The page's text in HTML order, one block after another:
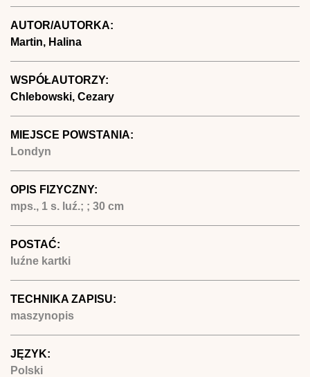
AUTOR/AUTORKA:
Martin, Halina
WSPÓŁAUTORZY:
Chlebowski, Cezary
MIEJSCE POWSTANIA:
Londyn
OPIS FIZYCZNY:
mps., 1 s. luź.; ; 30 cm
POSTAĆ:
luźne kartki
TECHNIKA ZAPISU:
maszynopis
JĘZYK:
Polski